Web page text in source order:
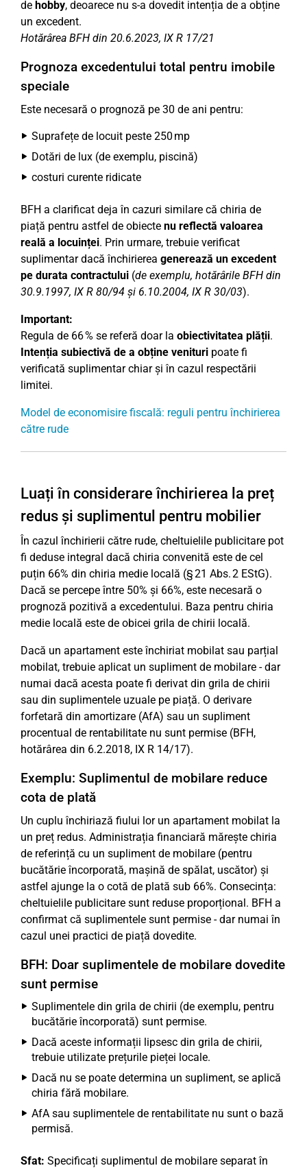
de hobby, deoarece nu s-a dovedit intenția de a obține
un excedent.
Hotărârea BFH din 20.6.2023, IX R 17/21
Prognoza excedentului total pentru imobile
speciale
Este necesară o prognoză pe 30 de ani pentru:
Suprafețe de locuit peste 250 mp
Dotări de lux (de exemplu, piscină)
costuri curente ridicate
BFH a clarificat deja în cazuri similare că chiria de
piață pentru astfel de obiecte nu reflectă valoarea
reală a locuinței. Prin urmare, trebuie verificat
suplimentar dacă închirierea generează un excedent
pe durata contractului (de exemplu, hotărârile BFH din
30.9.1997, IX R 80/94 și 6.10.2004, IX R 30/03).
Important:
Regula de 66 % se referă doar la obiectivitatea plății.
Intenția subiectivă de a obține venituri poate fi
verificată suplimentar chiar și în cazul respectării
limitei.
Model de economisire fiscală: reguli pentru închirierea
către rude
Luați în considerare închirierea la preț
redus și suplimentul pentru mobilier
În cazul închirierii către rude, cheltuielile publicitare pot
fi deduse integral dacă chiria convenită este de cel
puțin 66% din chiria medie locală (§ 21 Abs. 2 EStG).
Dacă se percepe între 50% și 66%, este necesară o
prognoză pozitivă a excedentului. Baza pentru chiria
medie locală este de obicei grila de chirii locală.
Dacă un apartament este închiriat mobilat sau parțial
mobilat, trebuie aplicat un supliment de mobilare - dar
numai dacă acesta poate fi derivat din grila de chirii
sau din suplimentele uzuale pe piață. O derivare
forfetară din amortizare (AfA) sau un supliment
procentual de rentabilitate nu sunt permise (BFH,
hotărârea din 6.2.2018, IX R 14/17).
Exemplu: Suplimentul de mobilare reduce
cota de plată
Un cuplu închiriază fiului lor un apartament mobilat la
un preț redus. Administrația financiară mărește chiria
de referință cu un supliment de mobilare (pentru
bucătărie încorporată, mașină de spălat, uscător) și
astfel ajunge la o cotă de plată sub 66%. Consecința:
cheltuielile publicitare sunt reduse proporțional. BFH a
confirmat că suplimentele sunt permise - dar numai în
cazul unei practici de piață dovedite.
BFH: Doar suplimentele de mobilare dovedite
sunt permise
Suplimentele din grila de chirii (de exemplu, pentru
bucătărie încorporată) sunt permise.
Dacă aceste informații lipsesc din grila de chirii,
trebuie utilizate prețurile pieței locale.
Dacă nu se poate determina un supliment, se aplică
chiria fără mobilare.
AfA sau suplimentele de rentabilitate nu sunt o bază
permisă.
Sfat: Specificați suplimentul de mobilare separat în